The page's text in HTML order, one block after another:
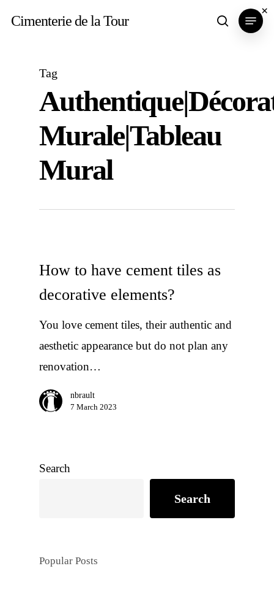
Cimenterie de la Tour search
Menu
Tag
Murale|tableau
Mural
How to have cement tiles as
decorative elements?
You love cement tiles, their authentic and
aesthetic appearance but do not plan any
renovation…
nbrault
7 March 2023
Search
Search
Popular Posts
×